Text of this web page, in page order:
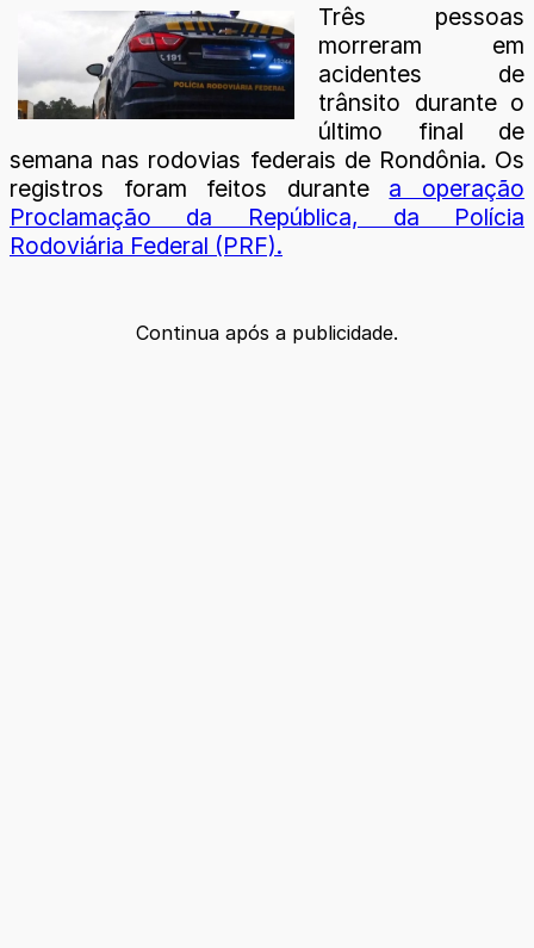
Três pessoas
morreram em
acidentes de
trânsito durante o
último final de
semana nas rodovias federais de Rondônia. Os
registros foram feitos durante a operação
Proclamação da República, da Polícia
Rodoviária Federal (PRF).
Continua após a publicidade.